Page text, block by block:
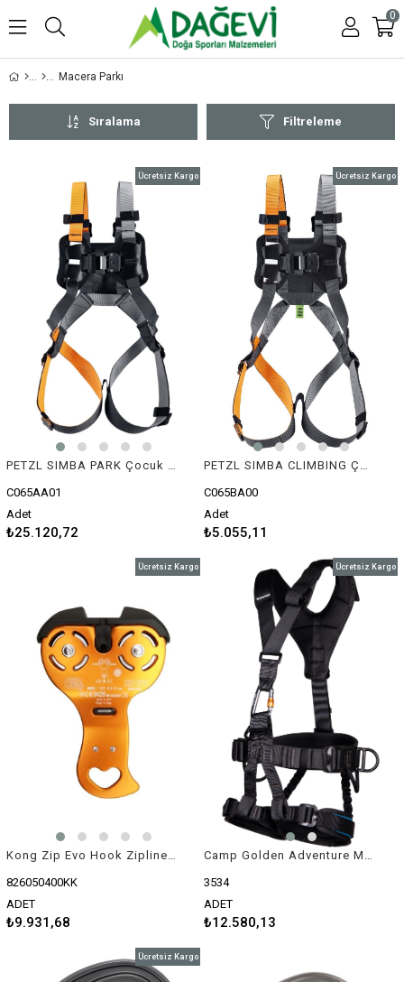
0
Macera Parkı
Filtreleme
Sıralama
C065AA01
Adet
₺25.120,72
Ücretsiz Kargo
C065BA00
Adet
₺5.055,11
Ücretsiz Kargo
Kong Zip Evo Hook Zipline Makarası
826050400KK
ADET
₺9.931,68
Ücretsiz Kargo
Camp Golden Adventure Macera Parkı Emniyet Kemeri
3534
ADET
₺12.580,13
Ücretsiz Kargo
Ücretsiz Kargo